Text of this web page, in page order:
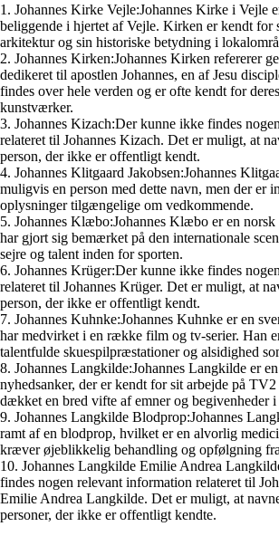
1. Johannes Kirke Vejle:Johannes Kirke i Vejle
beliggende i hjertet af Vejle. Kirken er kendt for
arkitektur og sin historiske betydning i
2. Johannes Kirken:Johannes Kirken refererer
dedikeret til apostlen Johannes, en af Jesu
findes over hele verden og er ofte kendt for
kunstværker.
3. Johannes Kizach:Der kunne ikke findes
relateret til Johannes Kizach. Det er muligt, at
person, der ikke er offentligt kendt.
4. Johannes Klitgaard Jakobsen:Johannes
muligvis en person med dette navn, men der er
oplysninger tilgængelige om vedkommende.
5. Johannes Klæbo:Johannes Klæbo er en norsk
har gjort sig bemærket på den internationale
sejre og talent inden for sporten.
6. Johannes Krüger:Der kunne ikke findes
relateret til Johannes Krüger. Det er muligt, at
person, der ikke er offentligt kendt.
7. Johannes Kuhnke:Johannes Kuhnke er en
har medvirket i en række film og tv-serier. Han
talentfulde skuespilpræstationer og alsidighed
8. Johannes Langkilde:Johannes Langkilde er
nyhedsanker, der er kendt for sit arbejde på
dækket en bred vifte af emner og begivenheder
9. Johannes Langkilde Blodprop:Johannes
ramt af en blodprop, hvilket er en alvorlig
kræver øjeblikkelig behandling og opfølgning
10. Johannes Langkilde Emilie Andrea
findes nogen relevant information relateret til
Emilie Andrea Langkilde. Det er muligt, at
personer, der ikke er offentligt kendte.